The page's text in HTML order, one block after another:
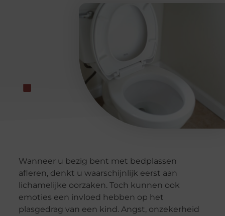
Wanneer u bezig bent met bedplassen
afleren, denkt u waarschijnlijk eerst aan
lichamelijke oorzaken. Toch kunnen ook
emoties een invloed hebben op het
plasgedrag van een kind. Angst, onzekerheid